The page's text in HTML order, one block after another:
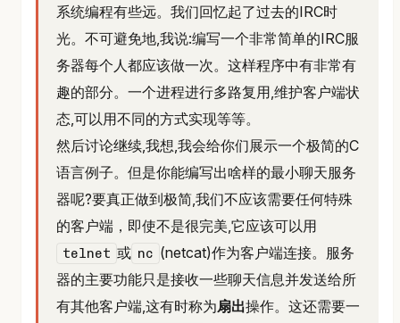
系统编程有些远。我们回忆起了过去的IRC时
光。不可避免地,我说:编写一个非常简单的IRC服
务器每个人都应该做一次。这样程序中有非常有
趣的部分。一个进程进行多路复用,维护客户端状
态,可以用不同的方式实现等等。
然后讨论继续,我想,我会给你们展示一个极简的C
语言例子。但是你能编写出啥样的最小聊天服务
器呢?要真正做到极简,我们不应该需要任何特殊
的客户端，即使不是很完美,它应该可以用
telnet 或 nc (netcat)作为客户端连接。服务
器的主要功能只是接收一些聊天信息并发送给所
有其他客户端,这有时称为扇出操作。这还需要一